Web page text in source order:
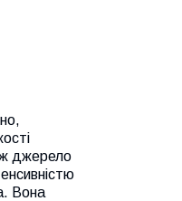
джерело
Вона